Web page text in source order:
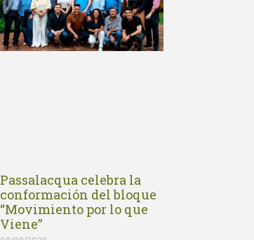
Passalacqua celebra la
conformación del bloque
“Movimiento por lo que
Viene”